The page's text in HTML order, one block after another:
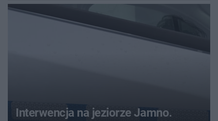
Interwencja na jeziorze Jamno.